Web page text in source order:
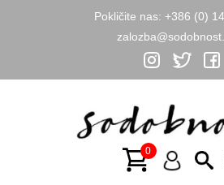
Pokličite nas: +386 (0)